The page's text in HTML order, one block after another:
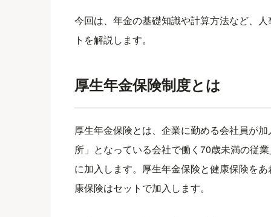
今回は、年金の基礎知識や計算方法など、
トを解説します。
厚生年金保険制度とは
厚生年金保険とは、企業に勤める会社員が
所」となっている会社で働く70歳未満の従
に加入します。厚生年金保険と健康保険を
康保険はセットで加入します。